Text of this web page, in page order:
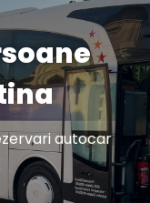
autocar